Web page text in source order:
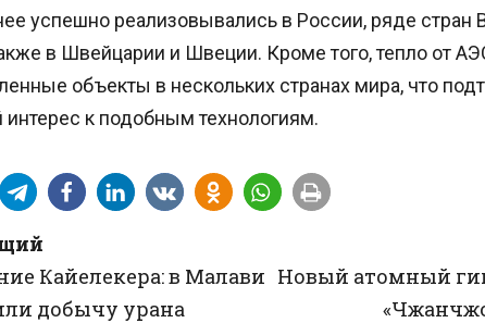
успешно реализовывались в России, ряде стран
в Швейцарии и Швеции. Кроме того, тепло от
объекты в нескольких странах мира, что
интерес к подобным технологиям.
Кайелекера: в Малави
добычу урана
Новый атомный